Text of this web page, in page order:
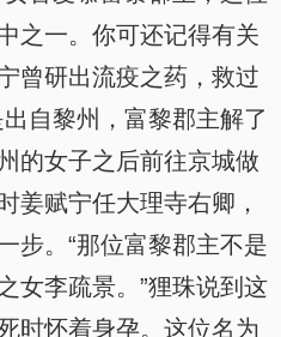
之一。你可还记得有关
曾研出流疫之药，救过
自黎州，富黎郡主解了
的女子之后前往京城做
姜赋宁任大理寺右卿，
步。“那位富黎郡主不是
女李疏景。”狸珠说到这
时怀着身孕。这位名为